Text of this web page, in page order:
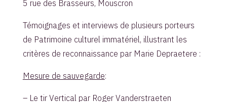
5 rue des Brasseurs, Mouscron
Témoignages et interviews de plusieurs porteurs
de Patrimoine culturel immatériel, illustrant les
critères de reconnaissance par Marie Depraetere :
Mesure de sauvegarde:
– Le tir Vertical par Roger Vanderstraeten